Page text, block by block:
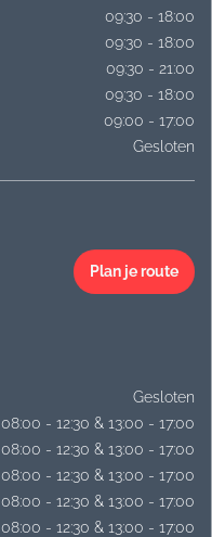
09:30 - 18:00
09:30 - 18:00
09:30 - 21:00
09:30 - 18:00
09:00 - 17:00
Gesloten
Plan je route
Gesloten
08:00 - 12:30 & 13:00 - 17:00
08:00 - 12:30 & 13:00 - 17:00
08:00 - 12:30 & 13:00 - 17:00
08:00 - 12:30 & 13:00 - 17:00
08:00 - 12:30 & 13:00 - 17:00